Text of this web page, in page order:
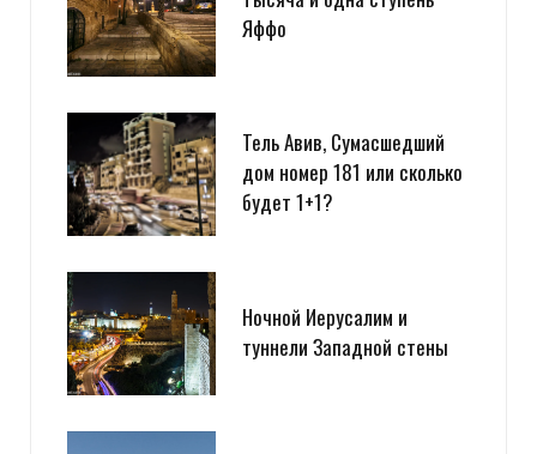
Яффо
Тель Авив, Сумасшедший
дом номер 181 или сколько
будет 1+1?
Ночной Иерусалим и
туннели Западной стены